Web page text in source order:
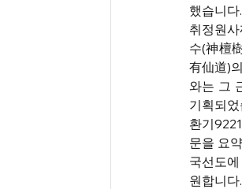
했습니다.​
취정원
수(神檀
有仙道)
와는 그
기획되
환기
문을 요
국선도
원합니다.